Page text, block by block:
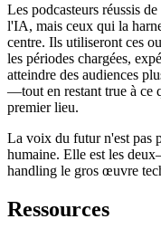
Les podcasteurs réussis
l'IA, mais ceux qui la
centre. Ils utiliseront ces
les périodes chargées,
atteindre des audiences
—tout en restant true à ce
premier lieu.
La voix du futur n'est pas
humaine. Elle est les
handling le gros œuvre
Ressources